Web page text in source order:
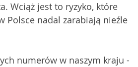
Wciąż jest to ryzyko, które
Polsce nadal zarabiają nieźle
numerów w naszym kraju -